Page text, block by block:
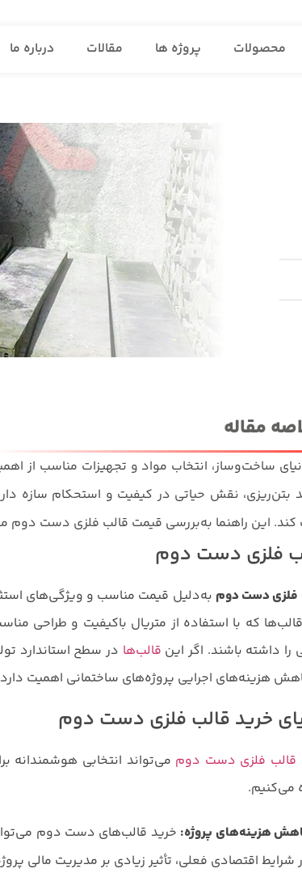
محصولات پروژه ها مقالات درباره ما
مقاله
ساخت‌وساز، انتخاب مواد و تجهیزات مناسب از
بتن‌ریزی، نقش حیاتی در کیفیت و استحکام سازه
این راهنما به‌بررسی قیمت قالب فلزی دست دوم
فلزی دست دوم
فلزی دست دوم به‌دلیل قیمت مناسب و ویژگی‌های
که با استفاده از متریال باکیفیت و طراحی
را داشته باشند. اگر این قالب‌ها در سطح استاندارد
هزینه‌های اجرایی پروژه‌های ساختمانی اهمیت
خرید قالب فلزی دست دوم
قالب فلزی دست دوم می‌تواند انتخابی هوشمندانه
می‌کنیم.
هزینه‌های پروژه:
شرایط اقتصادی فعلی، تأثیر زیادی بر مدیریت مالی